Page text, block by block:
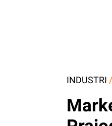
INDUSTRI /